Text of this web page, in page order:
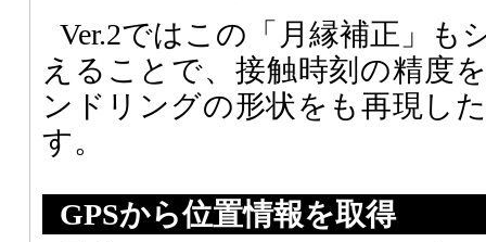
Ver.2ではこの「月縁補正」も
えることで、接触時刻の精度
ンドリングの形状をも再現し
す。
GPSから位置情報を取得